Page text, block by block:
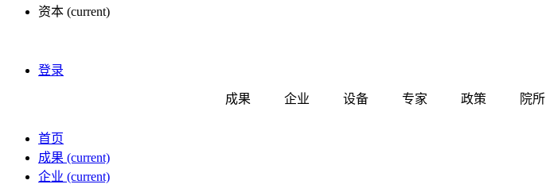
资本 (current)
登录
成果 企业 设备 专家 政策 院所
首页
成果 (current)
企业 (current)